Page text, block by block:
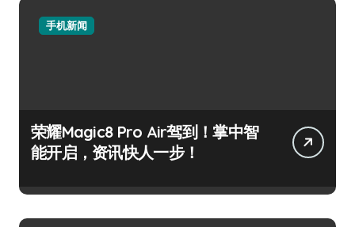
手机新闻
荣耀Magic8 Pro Air驾到！掌中智
能开启，资讯快人一步！